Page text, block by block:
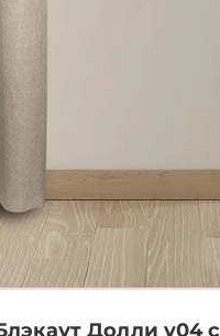
Долли v04 с